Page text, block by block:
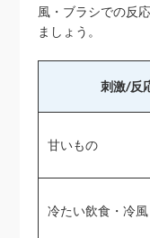
風・ブラシでの反
ましょう。
刺激/反
甘いもの
冷たい飲食・冷風